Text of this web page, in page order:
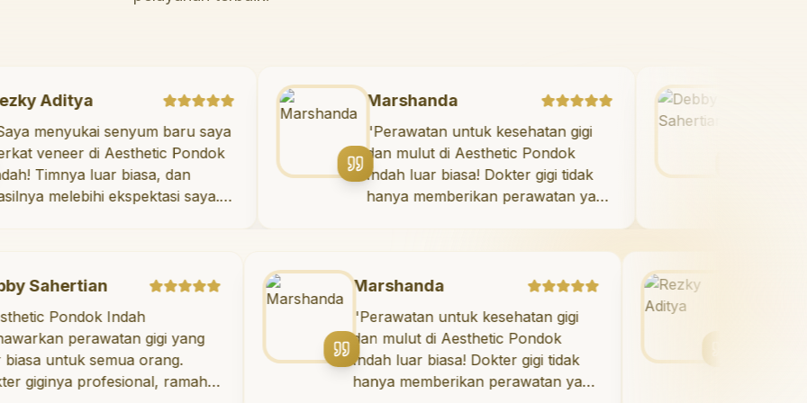
Rezky Aditya
"Saya menyukai senyum baru saya
berkat veneer di Aesthetic Pondok
Indah! Timnya luar biasa, dan
hasilnya melebihi ekspektasi saya.
Marshanda
"Perawatan untuk kesehatan gigi
dan mulut di Aesthetic Pondok
Indah luar biasa! Dokter gigi tidak
hanya memberikan perawatan yang
mengedukasi saya mengenai teknik
perawatan dan pembersihan gigi
direkomendasikan! "
Indah
perawatan gigi yang
semua orang.
profesional, ramah,
Marshanda
Perawatan untuk kesehatan gigi
dan mulut di Aesthetic Pondok
Indah luar biasa! Dokter gigi tidak
hanya memberikan perawatan yang
Rezky Aditya
" Saya menyukai
berkat veneer di
Indah! Timnya luar